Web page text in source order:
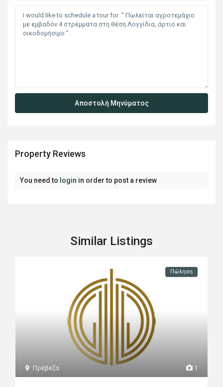
Property Reviews
You need to login in order to post a review
Similar Listings
1
Πρέβεζα
Πώληση